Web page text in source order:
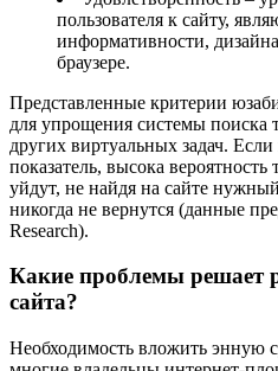
пользователя к сайту,
информативности,
браузере.
Представленные критерии
для упрощения системы поиска
других виртуальных задач.
показатель, высока вероятность
уйдут, не найдя на сайте
никогда не вернутся (данные
Research).
Какие проблемы решает
сайта?
Необходимость вложить энную